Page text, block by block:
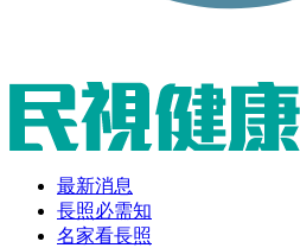
最新消息
長照必需知
名家看長照